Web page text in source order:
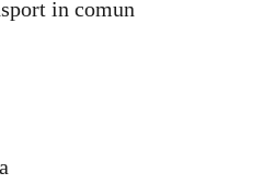
in comun